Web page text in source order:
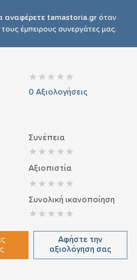
αναφέρετε tamastoria.gr όταν
τους έμπειρους συνεργάτες μας.
0 Αξιολογήσεις
Συνέπεια
Αξιοπιστία
Συνολική ικανοποίηση
Αφήστε την
αξιολόγηση σας